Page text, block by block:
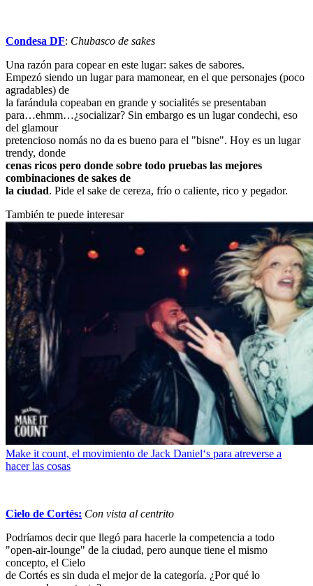
Condesa DF: Chubasco de sakes
Una razón para copear en este lugar: sakes de sabores.
Empezó siendo un lugar para mamonear, en el que personajes (poco
agradables) de
la farándula copeaban en grande y socialités se presentaban
para…ehmm…¿socializar? Sin embargo es un lugar condechi, eso
del glamour
pretencioso nomás no da es bueno para el "bisne". Hoy es un lugar
trendy, donde
cenas ricos pero donde sobre todo pruebas las mejores
combinaciones de sakes de
la ciudad. Pide el sake de cereza, frío o caliente, rico y pegador.
También te puede interesar
Make it count, el movimiento de Jack Daniel‘s para atreverse a
hacer las cosas
Cielo de Cortés: Con vista al centrito
Podríamos decir que llegó para hacerle la competencia a todo
"open-air-lounge" de la ciudad, pero aunque tiene el mismo
concepto, el Cielo
de Cortés es sin duda el mejor de la categoría. ¿Por qué lo